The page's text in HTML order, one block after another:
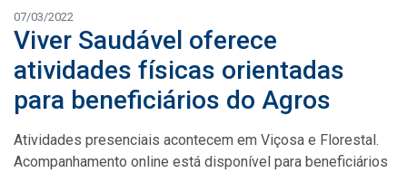
07/03/2022
Viver Saudável oferece
atividades físicas orientadas
para beneficiários do Agros
Atividades presenciais acontecem em Viçosa e Florestal.
Acompanhamento online está disponível para beneficiários